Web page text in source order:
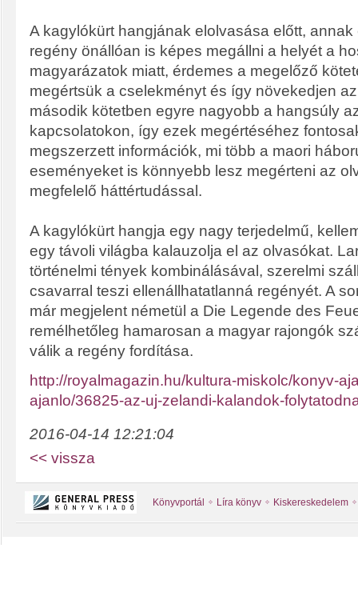
A kagylókürt hangjának elolvasása előtt,
regény önállóan is képes megállni a helyét a
magyarázatok miatt, érdemes a megelőző
megértsük a cselekményt és így növekedjen
második kötetben egyre nagyobb a hangsúly
kapcsolatokon, így ezek megértéséhez
megszerzett információk, mi több a maori
eseményeket is könnyebb lesz megérteni az
megfelelő háttértudással.
A kagylókürt hangja egy nagy terjedelmű,
egy távoli világba kalauzolja el az olvasókat.
történelmi tények kombinálásával, szerelmi
csavarral teszi ellenállhatatlanná regényét. A
már megjelent németül a Die Legende des
remélhetőleg hamarosan a magyar rajongók
válik a regény fordítása.
http://royalmagazin.hu/kultura-miskolc/konyv-
ajanlo/36825-az-uj-zelandi-kalandok-
2016-04-14 12:21:04
<< vissza
Könyvportál Líra könyv Kiskereskedelem